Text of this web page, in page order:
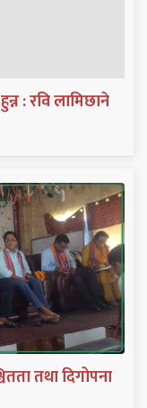
: रवि लामिछाने
तथा दिगोपना